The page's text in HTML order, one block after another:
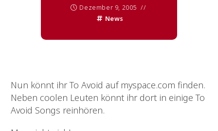
Dezember 9, 2005
News
Nun könnt ihr To Avoid auf myspace.com finden.
Neben coolen Leuten könnt ihr dort in einige To
Avoid Songs reinhören.